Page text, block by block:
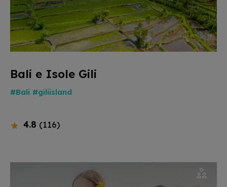
Bali e Isole Gili
#Bali #giliisland
4.8 (116)